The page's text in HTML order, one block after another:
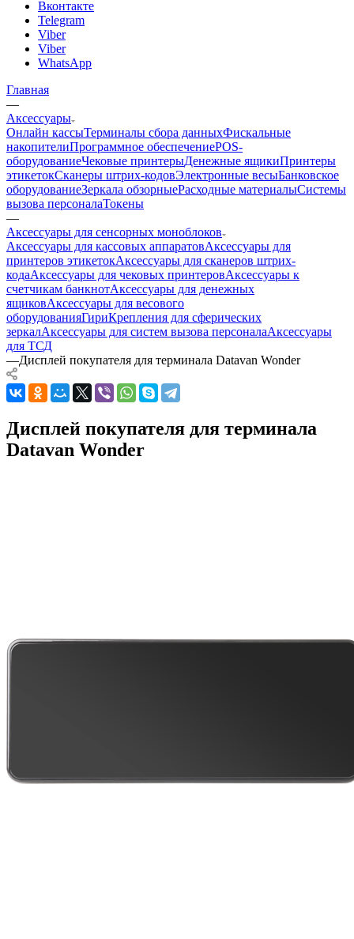
Вконтакте
Telegram
Viber
Viber
WhatsApp
Главная
—
Аксессуары
Онлайн кассыТерминалы сбора данныхФискальные
накопителиПрограммное обеспечениеPOS-
оборудованиеЧековые принтерыДенежные ящикиПринтеры
этикетокСканеры штрих-кодовЭлектронные весыБанковское
оборудованиеЗеркала обзорныеРасходные материалыСистемы
вызова персоналаТокены
—
Аксессуары для сенсорных моноблоков
Аксессуары для кассовых аппаратовАксессуары для
принтеров этикетокАксессуары для сканеров штрих-
кодаАксессуары для чековых принтеровАксессуары к
счетчикам банкнотАксессуары для денежных
ящиковАксессуары для весового
оборудованияГириКрепления для сферических
зеркалАксессуары для систем вызова персоналаАксессуары
для ТСД
—Дисплей покупателя для терминала Datavan Wonder
Дисплей покупателя для терминала
Datavan Wonder